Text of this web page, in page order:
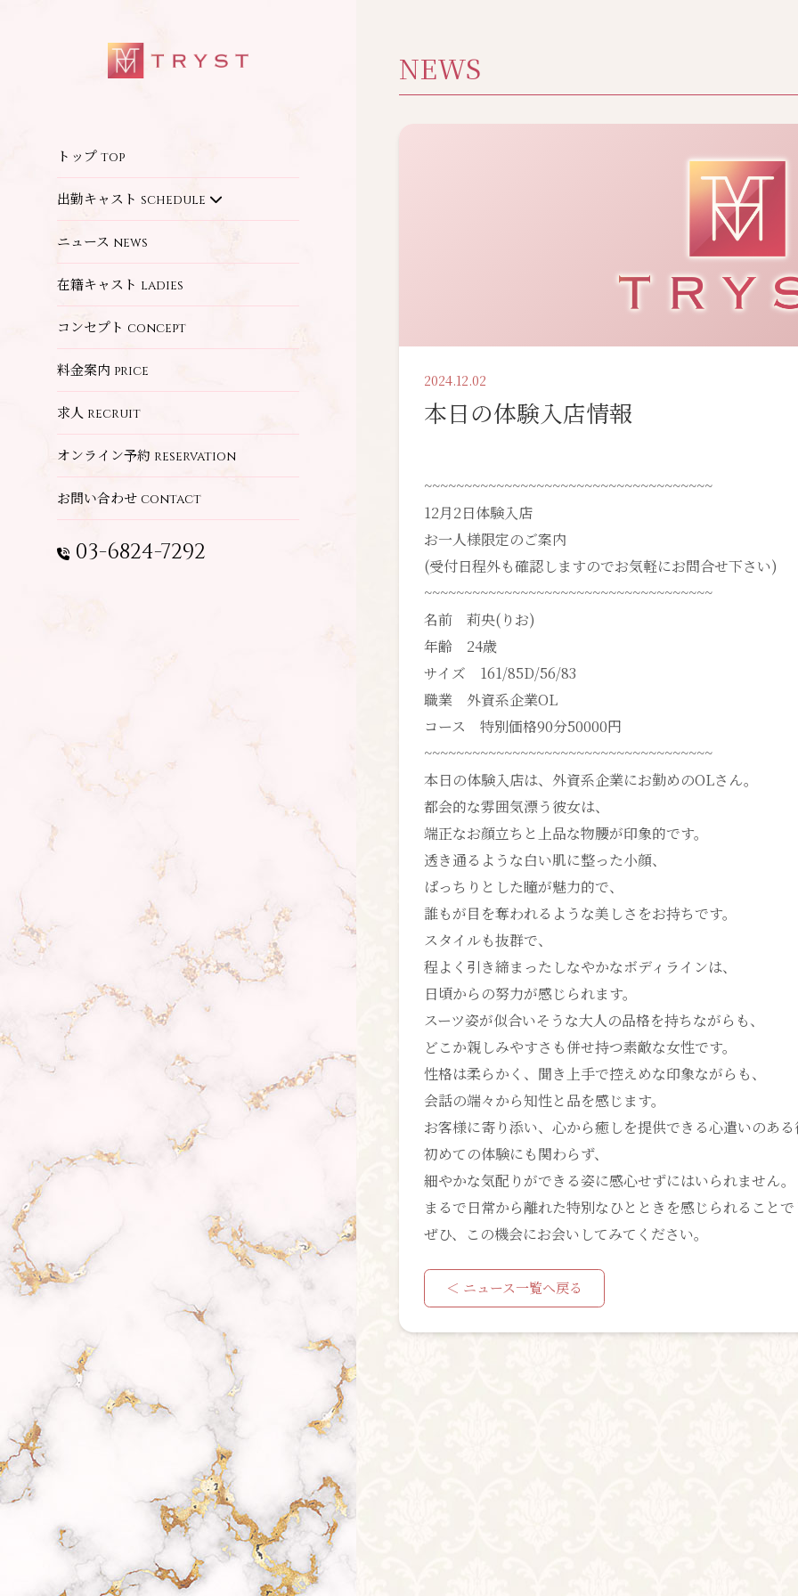
トップ top
出勤キャスト schedule
ニュース news
在籍キャスト ladies
コンセプト concept
料金案内 price
求人 recruit
オンライン予約 reservation
お問い合わせ contact
03-6824-7292
NEWS
2024.12.02
本日の体験入店情報
~~~~~~~~~~~~~~~~~~~~~~~~~~~~~~~~~~~~
12月2日体験入店
お一人様限定のご案内
(受付日程外も確認しますのでお気軽にお問合せ下さい)
~~~~~~~~~~~~~~~~~~~~~~~~~~~~~~~~~~~~
名前 莉央(りお)
年齢 24歳
サイズ 161/85D/56/83
職業 外資系企業OL
コース 特別価格90分50000円
~~~~~~~~~~~~~~~~~~~~~~~~~~~~~~~~~~~~
本日の体験入店は、外資系企業にお勤めのOLさん。
都会的な雰囲気漂う彼女は、
端正なお顔立ちと上品な物腰が印象的です。
透き通るような白い肌に整った小顔、
ぱっちりとした瞳が魅力的で、
誰もが目を奪われるような美しさをお持ちです。
スタイルも抜群で、
程よく引き締まったしなやかなボディラインは、
日頃からの努力が感じられます。
スーツ姿が似合いそうな大人の品格を持ちながらも、
どこか親しみやすさも併せ持つ素敵な女性です。
性格は柔らかく、聞き上手で控えめな印象ながらも、
会話の端々から知性と品を感じます。
お客様に寄り添い、心から癒しを提供できる心遣いのあ
初めての体験にも関わらず、
細やかな気配りができる姿に感心せずにはいられません。
まるで日常から離れた特別なひとときを感じられること
ぜひ、この機会にお会いしてみてください。
＜ ニュース一覧へ戻る